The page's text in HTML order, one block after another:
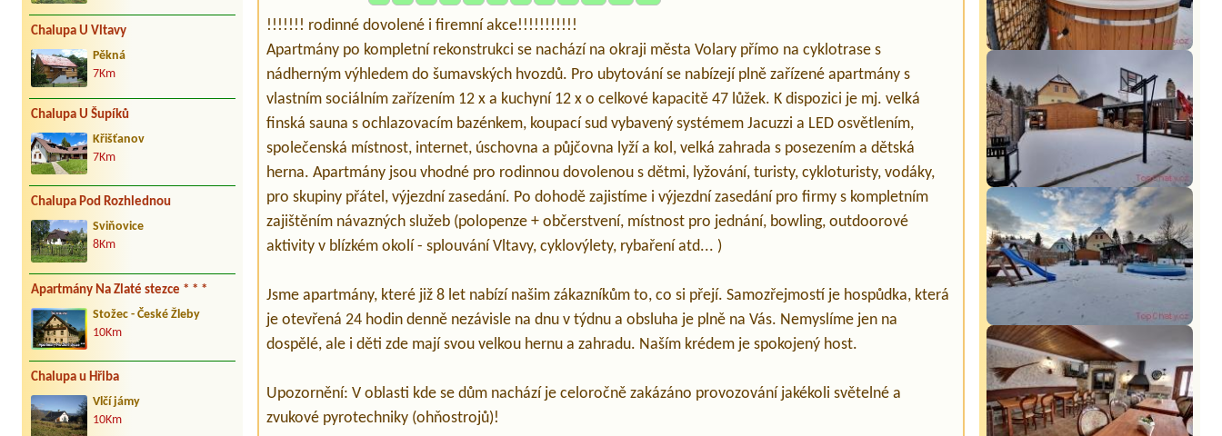
Chalupa U Vltavy
Pěkná
7Km
Chalupa U Šupíků
Křišťanov
7Km
Chalupa Pod Rozhlednou
Sviňovice
8Km
Apartmány Na Zlaté stezce * * *
Stožec - České Žleby
10Km
Chalupa u Hřiba
Vlčí jámy
10Km
!!!!!!! rodinné dovolené i firemní akce!!!!!!!!!!!
Apartmány po kompletní rekonstrukci se nachází na okraji města Volary přímo na cyklotrase s
nádherným výhledem do šumavských hvozdů. Pro ubytování se nabízejí plně zařízené apartmány s
vlastním sociálním zařízením 12 x a kuchyní 12 x o celkové kapacitě 47 lůžek. K dispozici je mj. velká
finská sauna s ochlazovacím bazénkem, koupací sud vybavený systémem Jacuzzi a LED osvětlením,
společenská místnost, internet, úschovna a půjčovna lyží a kol, velká zahrada s posezením a dětská
herna. Apartmány jsou vhodné pro rodinnou dovolenou s dětmi, lyžování, turisty, cykloturisty, vodáky,
pro skupiny přátel, výjezdní zasedání. Po dohodě zajistíme i výjezdní zasedání pro firmy s kompletním
zajištěním návazných služeb (polopenze + občerstvení, místnost pro jednání, bowling, outdoorové
aktivity v blízkém okolí - splouvání Vltavy, cyklovýlety, rybaření atd... )
Jsme apartmány, které již 8 let nabízí našim zákazníkům to, co si přejí. Samozřejmostí je hospůdka, která
je otevřená 24 hodin denně nezávisle na dnu v týdnu a obsluha je plně na Vás. Nemyslíme jen na
dospělé, ale i děti zde mají svou velkou hernu a zahradu. Naším krédem je spokojený host.
Upozornění: V oblasti kde se dům nachází je celoročně zakázáno provozování jakékoli světelné a
zvukové pyrotechniky (ohňostrojů)!